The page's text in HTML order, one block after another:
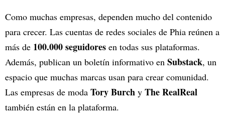
Como muchas empresas, dependen mucho del contenido
para crecer. Las cuentas de redes sociales de Phia reúnen a
más de 100.000 seguidores en todas sus plataformas.
Además, publican un boletín informativo en Substack, un
espacio que muchas marcas usan para crear comunidad.
Las empresas de moda Tory Burch y The RealReal
también están en la plataforma.